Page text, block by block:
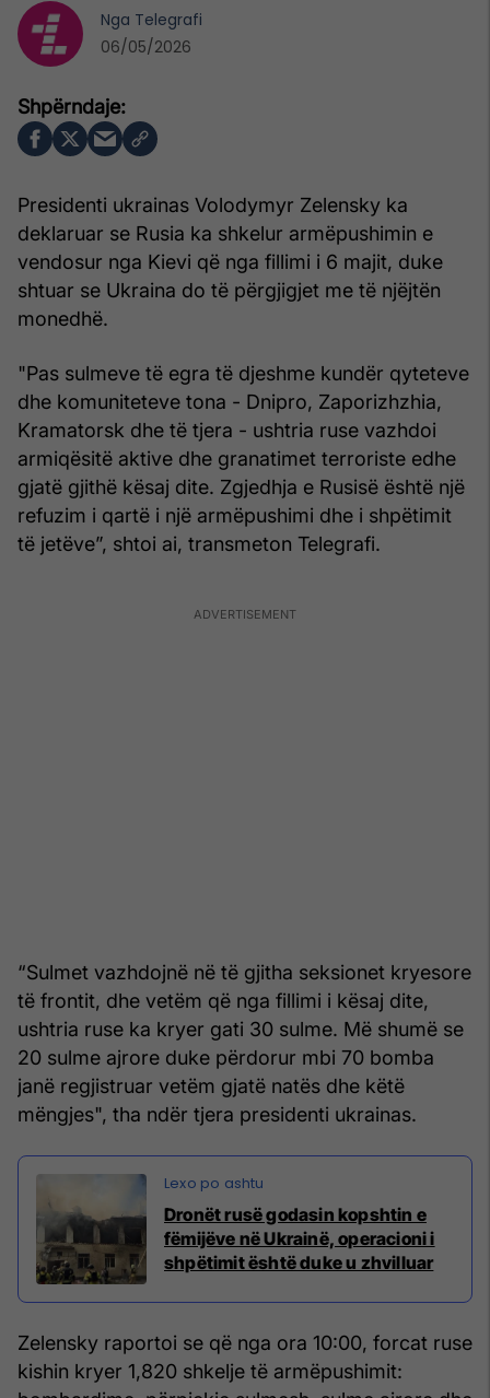
Presidenti ukrainas Volodymyr Zelensky ka
deklaruar se Rusia ka shkelur armëpushimin e
vendosur nga Kievi që nga fillimi i 6 majit, duke
shtuar se Ukraina do të përgjigjet me të njëjtën
monedhë.
"Pas sulmeve të egra të djeshme kundër qyteteve
dhe komuniteteve tona - Dnipro, Zaporizhzhia,
Kramatorsk dhe të tjera - ushtria ruse vazhdoi
armiqësitë aktive dhe granatimet terroriste edhe
gjatë gjithë kësaj dite. Zgjedhja e Rusisë është një
refuzim i qartë i një armëpushimi dhe i shpëtimit
të jetëve”, shtoi ai, transmeton Telegrafi.
“Sulmet vazhdojnë në të gjitha seksionet kryesore
të frontit, dhe vetëm që nga fillimi i kësaj dite,
ushtria ruse ka kryer gati 30 sulme. Më shumë se
20 sulme ajrore duke përdorur mbi 70 bomba
janë regjistruar vetëm gjatë natës dhe këtë
mëngjes", tha ndër tjera presidenti ukrainas.
Dronët rusë godasin kopshtin e
fëmijëve në Ukrainë, operacioni i
shpëtimit është duke u zhvilluar
Zelensky raportoi se që nga ora 10:00, forcat ruse
kishin kryer 1,820 shkelje të armëpushimit:
Nga Telegrafi
06/05/2026